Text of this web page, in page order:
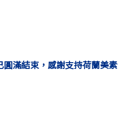
圓滿結束，感謝支持荷蘭美